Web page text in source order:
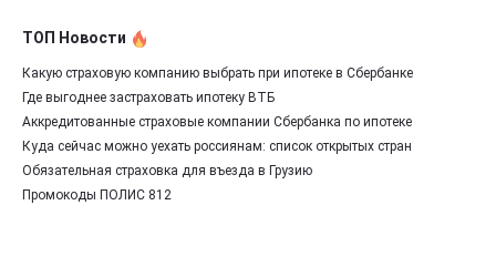
ТОП Новости
Какую страховую компанию выбрать при ипотеке в Сбербанке
Где выгоднее застраховать ипотеку ВТБ
Аккредитованные страховые компании Сбербанка по ипотеке
Куда сейчас можно уехать россиянам: список открытых стран
Обязательная страховка для въезда в Грузию
Промокоды ПОЛИС 812